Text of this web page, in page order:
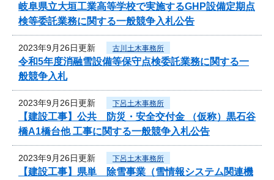
岐阜県立大垣工業高等学校で実施するGHP設備定期点
検等委託業務に関する一般競争入札公告
2023年9月26日更新 古川土木事務所
令和5年度消融雪設備等保守点検委託業務に関する一
般競争入札
2023年9月26日更新 下呂土木事務所
【建設工事】公共 防災・安全交付金 （仮称）黒石谷
橋A1橋台他 工事に関する一般競争入札公告
2023年9月26日更新 下呂土木事務所
【建設工事】県単 除雪事業（雪情報システム関連機